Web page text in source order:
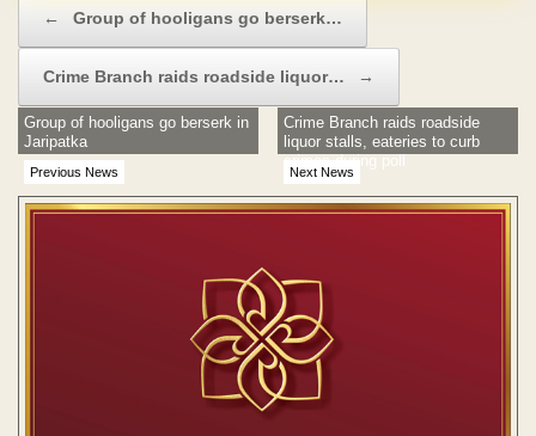
← Group of hooligans go berserk…
Crime Branch raids roadside liquor… →
Previous News
Group of hooligans go berserk in
Jaripatka
Next News
Crime Branch raids roadside
liquor stalls, eateries to curb
crimes during poll